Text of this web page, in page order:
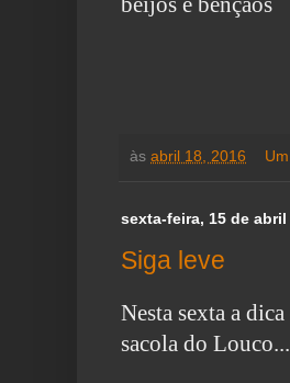
às abril 18, 2016
sexta-feira, 15 de abril
Siga leve
Nesta sexta a
sacola do